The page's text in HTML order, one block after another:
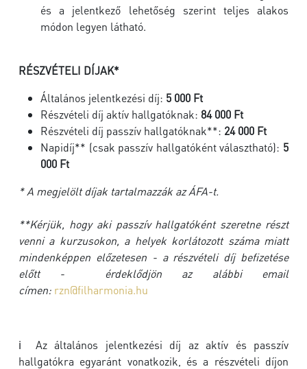
és a jelentkező lehetőség szerint teljes alakos
módon legyen látható.
RÉSZVÉTELI DÍJAK*
Általános jelentkezési díj: 5 000 Ft
Részvételi díj aktív hallgatóknak: 84000 Ft
Részvételi díj passzív hallgatóknak**: 24000 Ft
Napidíj** (csak passzív hallgatóként választható): 5
000 Ft
* A megjelölt díjak tartalmazzák az ÁFA-t.
**Kérjük, hogy aki passzív hallgatóként szeretne részt
venni a kurzusokon, a helyek korlátozott száma miatt
mindenképpen előzetesen - a részvételi díj befizetése
előtt - érdeklődjön az alábbi email
címen: rzn@filharmonia.hu
ℹ ️ Az általános jelentkezési díj az aktív és passzív
hallgatókra egyaránt vonatkozik, és a részvételi díjon